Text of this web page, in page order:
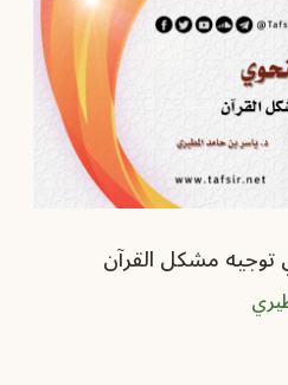
توجيه مشكل القرآن